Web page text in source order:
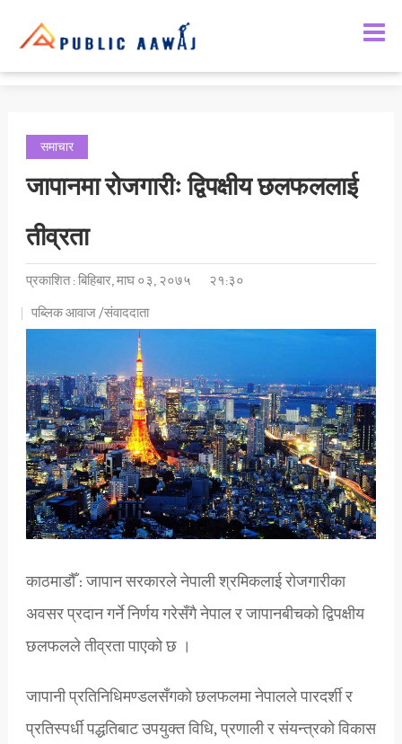
समाचार
जापानमा रोजगारीः द्विपक्षीय छलफललाई
तीव्रता
प्रकाशित : बिहिबार, माघ ०३, २०७५
२१:३०
पब्लिक आवाज /संवाददाता
काठमाडौँ : जापान सरकारले नेपाली श्रमिकलाई रोजगारीका
अवसर प्रदान गर्ने निर्णय गरेसँगै नेपाल र जापानबीचको द्विपक्षीय
छलफलले तीव्रता पाएको छ ।
जापानी प्रतिनिधिमण्डलसँगको छलफलमा नेपालले पारदर्शी र
प्रतिस्पर्धी पद्धतिबाट उपयुक्त विधि, प्रणाली र संयन्त्रको विकास